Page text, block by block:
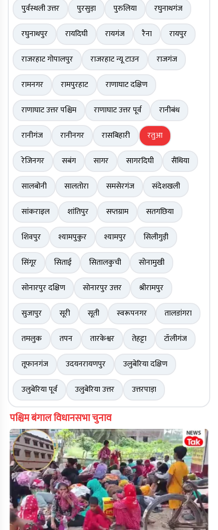
पुर्वस्थली उत्तर
पुरसुड़ा पुरुलिया
रघुनाथगंज
रघुनाथपुर
रायदिघी रायगंज रैना
रायपुर
राजरहाट गोपालपुर
राजरहाट न्यू टाउन
राजगंज
रामनगर
रामपुरहाट
राणाघाट दक्षिण
राणाघाट उत्तर पश्चिम
राणाघाट उत्तर पूर्व
रानीबंध
रानीगंज
रानीनगर रासबिहारी
रतुआ
रेजिनगर
सबंग सागर सागरदिघी
सैंथिया
सालबोनी
सालतोरा समसेरगंज
संदेशखली
सांकराइल
शांतिपुर सप्तग्राम
सतगछिया
शिवपुर
श्यामपुकुर श्यामपुर
सिलीगुड़ी
सिंगूर
सिताई सितालकुची
सोनामुखी
सोनारपुर दक्षिण
सोनारपुर उत्तर
श्रीरामपुर
सुजापुर
सूरी सूती स्वरूपनगर
तालडांगरा
तमलुक
तपन तारकेश्वर तेहट्टा
टॉलीगंज
तूफानगंज
उदयनरायणपुर
उलुबेरिया दक्षिण
उलुबेरिया पूर्व
उलुबेरिया उत्तर उत्तरपाड़ा
पश्चिम बंगाल विधानसभा चुनाव